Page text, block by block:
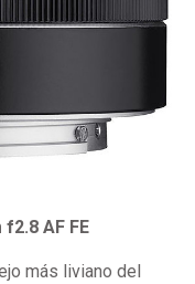
f2.8 AF FE
más liviano del